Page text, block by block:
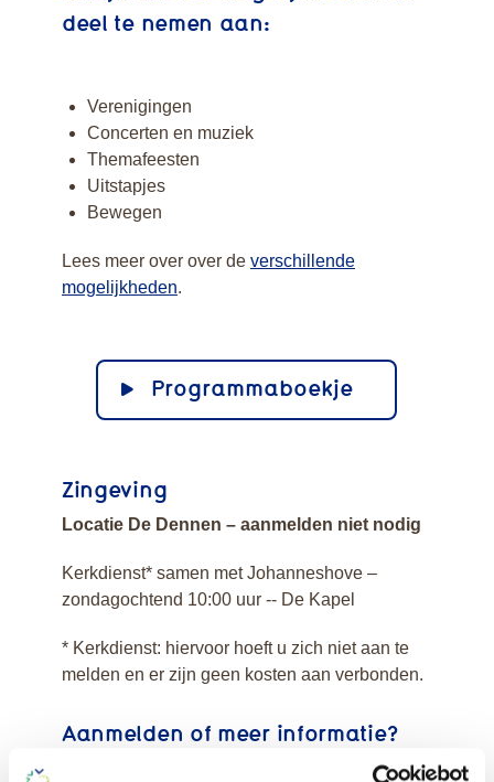
deel te nemen aan:
Verenigingen
Concerten en muziek
Themafeesten
Uitstapjes
Bewegen
Lees meer over over de verschillende
mogelijkheden.
Programmaboekje
Zingeving
Locatie De Dennen – aanmelden niet nodig
Kerkdienst* samen met Johanneshove –
zondagochtend 10:00 uur -- De Kapel
* Kerkdienst: hiervoor hoeft u zich niet aan te
melden en er zijn geen kosten aan verbonden.
Aanmelden of meer informatie?
Als bewoner van De Dennen kunt u gebruik